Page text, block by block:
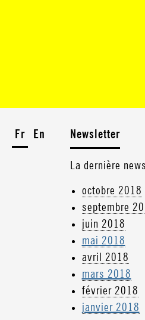
Fr En Newsletter
La dernière
octobre 2018
septembre
juin 2018
mai 2018
avril 2018
mars 2018
février 2018
janvier 2018